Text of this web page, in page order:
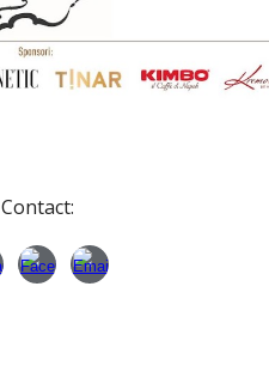
Contact: